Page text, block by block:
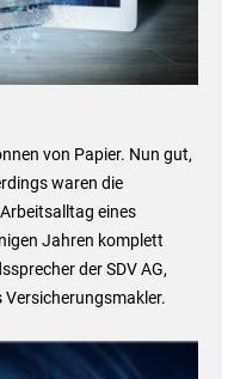
von Papier. Nun gut,
waren die
eines
Jahren komplett
der SDV AG,
Versicherungsmakler.